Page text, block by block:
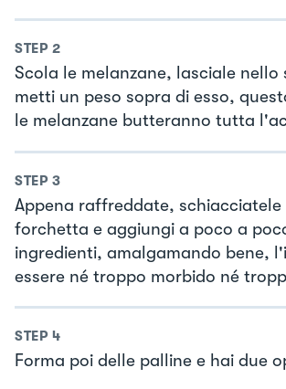
STEP 2
Scola le melanzane, lasciale nello
metti un peso sopra di esso,
le melanzane butteranno tutta
STEP 3
Appena raffreddate, schiacciatele
forchetta e aggiungi a poco a
ingredienti, amalgamando bene,
essere né troppo morbido né
STEP 4
Forma poi delle palline e hai due